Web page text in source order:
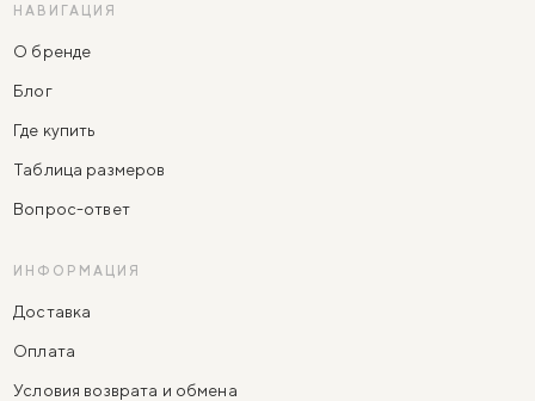
НАВИГАЦИЯ
О бренде
Блог
Где купить
Таблица размеров
Вопрос-ответ
ИНФОРМАЦИЯ
Доставка
Оплата
Условия возврата и обмена